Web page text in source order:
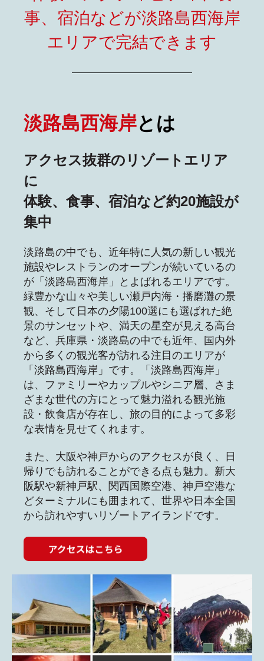
事、宿泊などが淡路島西海岸
エリアで完結できます
淡路島西海岸とは
アクセス抜群のリゾートエリア
に
体験、食事、宿泊など約20施設が
集中
淡路島の中でも、近年特に人気の新しい観光
施設やレストランのオープンが続いているの
が「淡路島西海岸」とよばれるエリアです。
緑豊かな山々や美しい瀬戸内海・播磨灘の景
観、そして日本の夕陽100選にも選ばれた絶
景のサンセットや、満天の星空が見える高台
など、兵庫県・淡路島の中でも近年、国内外
から多くの観光客が訪れる注目のエリアが
「淡路島西海岸」です。「淡路島西海岸」
は、ファミリーやカップルやシニア層、さま
ざまな世代の方にとって魅力溢れる観光施
設・飲食店が存在し、旅の目的によって多彩
な表情を見せてくれます。
また、大阪や神戸からのアクセスが良く、日
帰りでも訪れることができる点も魅力。新大
阪駅や新神戸駅、関西国際空港、神戸空港な
どターミナルにも囲まれて、世界や日本全国
から訪れやすいリゾートアイランドです。